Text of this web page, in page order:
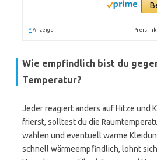
* Anzeige Preis
Wie empfindlich bist du
Temperatur?
Jeder reagiert anders auf Hitze und
frierst, solltest du die
wählen und eventuell warme
schnell wärmeempfindlich, lohnt